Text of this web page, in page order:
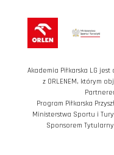
Akademia Piłkarska LG
z ORLENEM, którym
Program Piłkarska
Ministerstwa Sportu i
Sponsorem